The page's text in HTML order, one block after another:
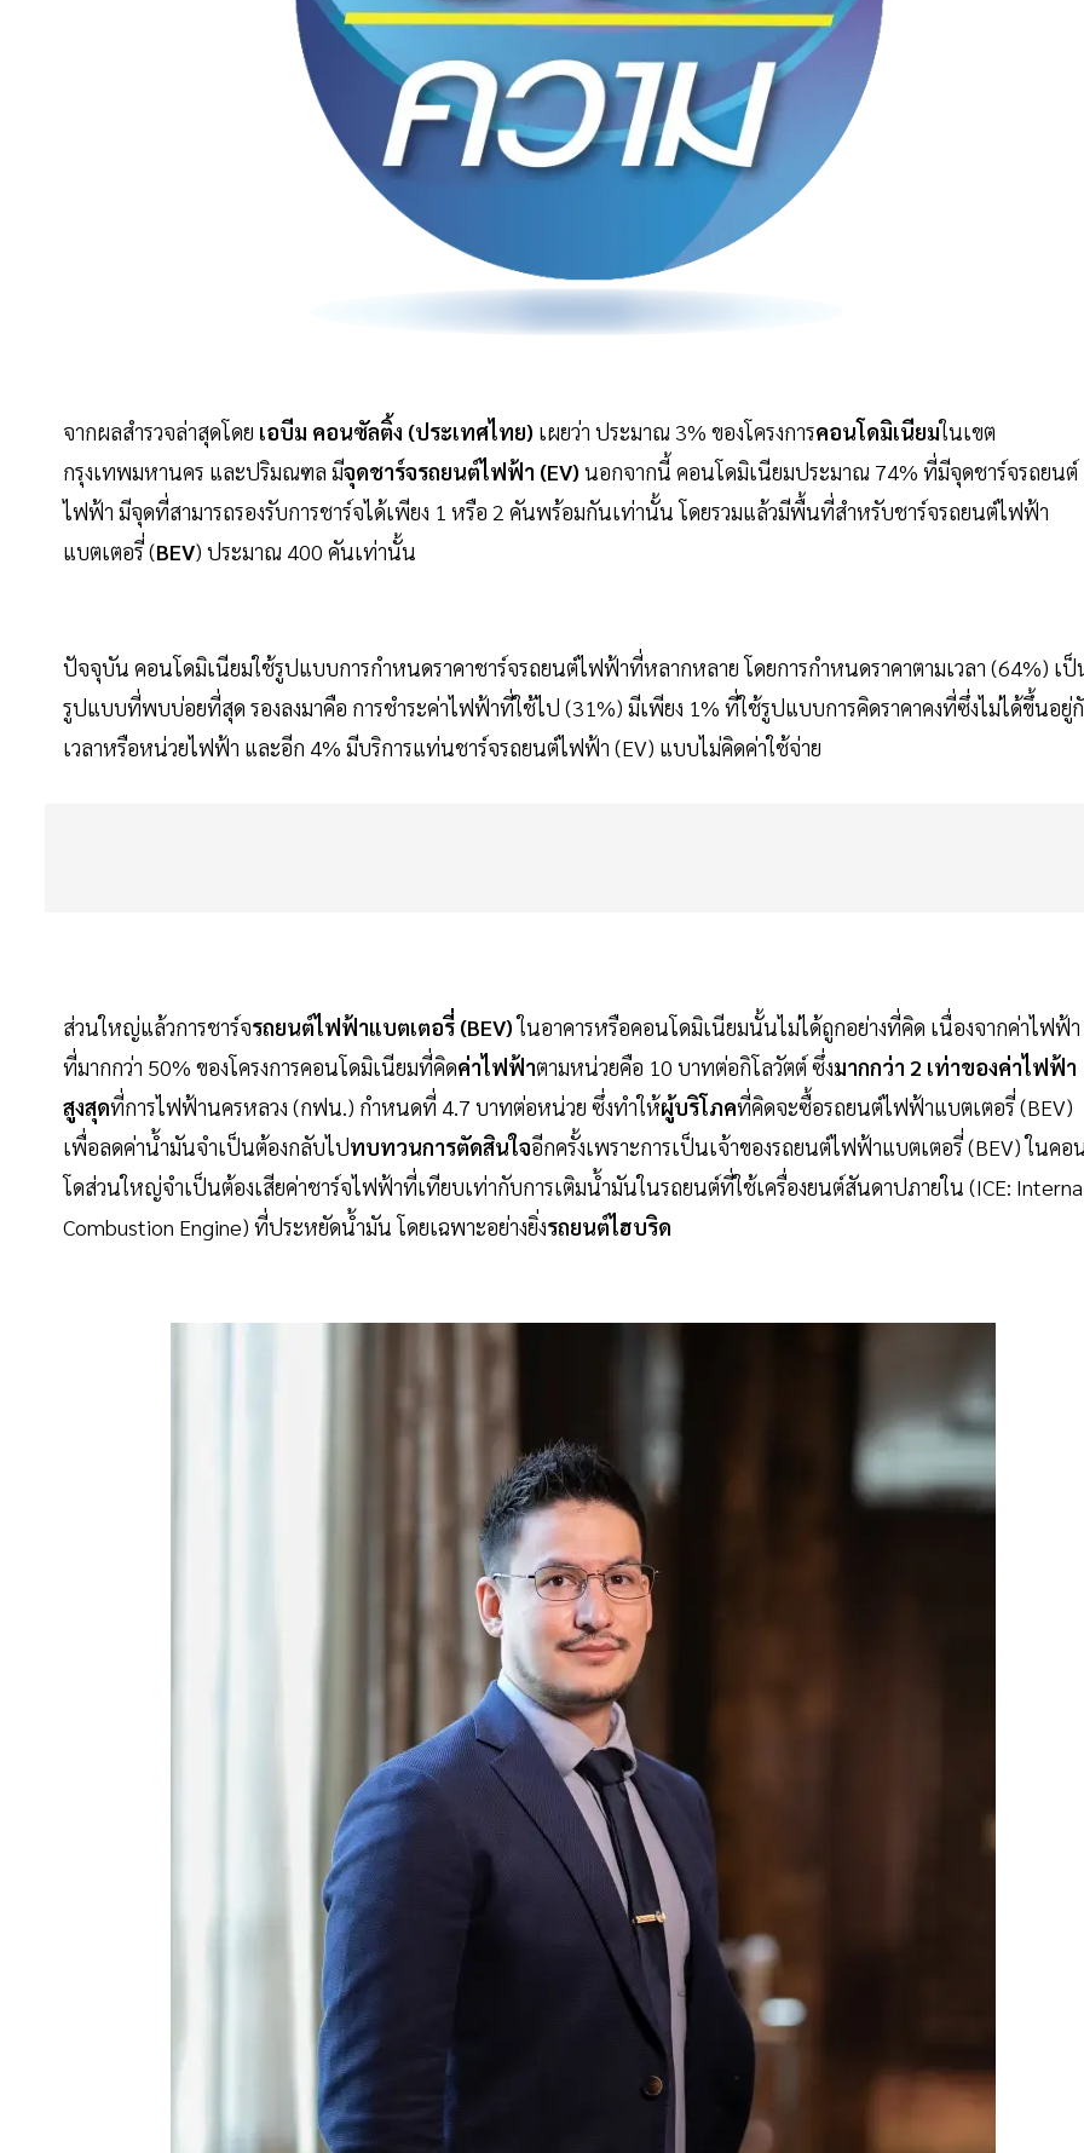
จากผลสำรวจล่าสุดโดย เอบีม คอนซัลติ้ง (ประเทศไทย) เผยว่า ประมาณ 3% ของโครงการคอนโดมิเนียมในเขต
กรุงเทพมหานคร และปริมณฑล มีจุดชาร์จรถยนต์ไฟฟ้า (EV) นอกจากนี้ คอนโดมิเนียมประมาณ 74% ที่มีจุดชาร์จรถยนต์
ไฟฟ้า มีจุดที่สามารถรองรับการชาร์จได้เพียง 1 หรือ 2 คันพร้อมกันเท่านั้น โดยรวมแล้วมีพื้นที่สำหรับชาร์จรถยนต์ไฟฟ้า
แบตเตอรี่ (BEV) ประมาณ 400 คันเท่านั้น
ปัจจุบัน คอนโดมิเนียมใช้รูปแบบการกำหนดราคาชาร์จรถยนต์ไฟฟ้าที่หลากหลาย โดยการกำหนดราคาตามเวลา (64%) เ
รูปแบบที่พบบ่อยที่สุด รองลงมาคือ การชำระค่าไฟฟ้าที่ใช้ไป (31%) มีเพียง 1% ที่ใช้รูปแบบการคิดราคาคงที่ซึ่งไม่ได้ขึ้นอยู่
เวลาหรือหน่วยไฟฟ้า และอีก 4% มีบริการแท่นชาร์จรถยนต์ไฟฟ้า (EV) แบบไม่คิดค่าใช้จ่าย
ส่วนใหญ่แล้วการชาร์จรถยนต์ไฟฟ้าแบตเตอรี่ (BEV)ในอาคารหรือคอนโดมิเนียมนั้นไม่ได้ถูกอย่างที่คิด เนื่องจากค่าไฟฟ้า
ที่มากกว่า 50% ของโครงการคอนโดมิเนียมที่คิดค่าไฟฟ้าตามหน่วยคือ 10 บาทต่อกิโลวัตต์ ซึ่งมากกว่า 2 เท่าของค่าไฟฟ้า
สูงสุดที่การไฟฟ้านครหลวง (กฟน.) กำหนดที่ 4.7 บาทต่อหน่วย ซึ่งทำให้ผู้บริโภคที่คิดจะซื้อรถยนต์ไฟฟ้าแบตเตอรี่ (BEV)
เพื่อลดค่าน้ำมันจำเป็นต้องกลับไปทบทวนการตัดสินใจอีกครั้งเพราะการเป็นเจ้าของรถยนต์ไฟฟ้าแบตเตอรี่ (BEV) ในคอ
โดส่วนใหญ่จำเป็นต้องเสียค่าชาร์จไฟฟ้าที่เทียบเท่ากับการเติมน้ำมันในรถยนต์ที่ใช้เครื่องยนต์สันดาปภายใน (ICE:
Combustion Engine) ที่ประหยัดน้ำมัน โดยเฉพาะอย่างยิ่งรถยนต์ไฮบริด